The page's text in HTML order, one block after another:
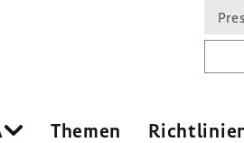
Themen